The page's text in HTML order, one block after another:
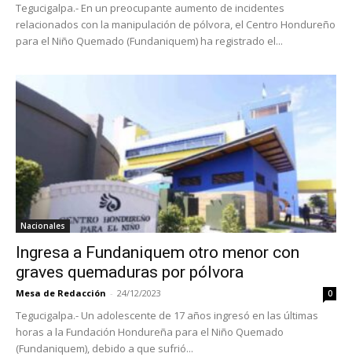
Tegucigalpa.- En un preocupante aumento de incidentes
relacionados con la manipulación de pólvora, el Centro Hondureño
para el Niño Quemado (Fundaniquem) ha registrado el...
Nacionales
Ingresa a Fundaniquem otro menor con
graves quemaduras por pólvora
Mesa de Redacción - 24/12/2023 0
Tegucigalpa.- Un adolescente de 17 años ingresó en las últimas
horas a la Fundación Hondureña para el Niño Quemado
(Fundaniquem), debido a que sufrió...